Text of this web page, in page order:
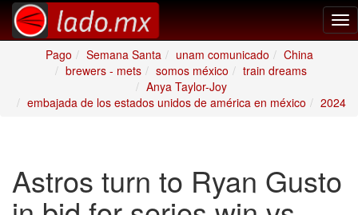
Pago
Semana Santa unam comunicado
China
brewers - mets
somos méxico
train dreams
Anya Taylor-Joy
embajada de los estados unidos de américa en méxico
2024
Astros turn to Ryan Gusto